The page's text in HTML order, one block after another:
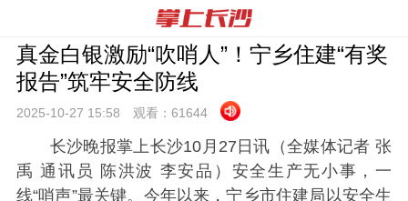
真金白银激励“吹哨人”！宁乡住建“有奖
报告”筑牢安全防线
2025-10-27 15:58 观看： 61644
长沙晚报掌上长沙10月27日讯（全媒体记者 张
禹 通讯员 陈洪波 李安品）安全生产无小事，一
线“哨声”最关键。今年以来，宁乡市住建局以安全生